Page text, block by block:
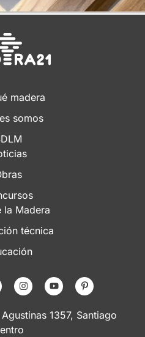
madera
somos
la Madera
técnica
1357, Santiago